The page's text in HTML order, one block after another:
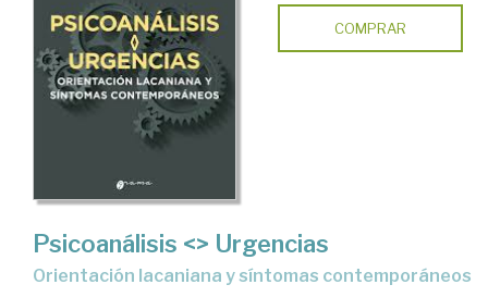
COMPRAR
Psicoanálisis <> Urgencias
Orientación lacaniana y síntomas contemporáneos